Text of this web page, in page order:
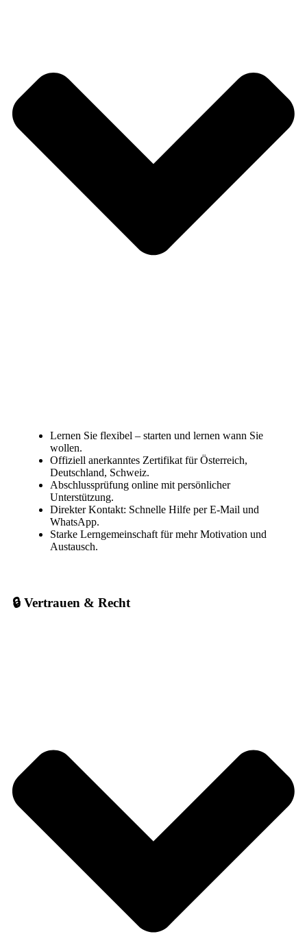
Lernen Sie flexibel – starten und lernen wann Sie
wollen.
Offiziell anerkanntes Zertifikat für Österreich,
Deutschland, Schweiz.
Abschlussprüfung online mit persönlicher
Unterstützung.
Direkter Kontakt: Schnelle Hilfe per E-Mail und
WhatsApp.
Starke Lerngemeinschaft für mehr Motivation und
Austausch.
🔒 Vertrauen & Recht